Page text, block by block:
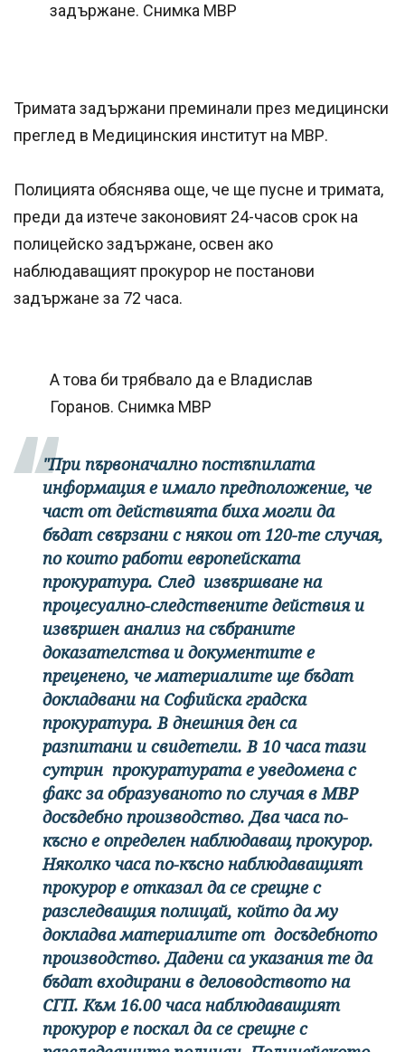
задържане. Снимка МВР
Тримата задържани преминали през медицински
преглед в Медицинския институт на МВР.
Полицията обяснява още, че ще пусне и тримата,
преди да изтече законовият 24-часов срок на
полицейско задържане, освен ако
наблюдаващият прокурор не постанови
задържане за 72 часа.
А това би трябвало да е Владислав
Горанов. Снимка МВР
"При първоначално постъпилата
информация е имало предположение, че
част от действията биха могли да
бъдат свързани с някои от 120-те случая,
по които работи европейската
прокуратура. След извършване на
процесуално-следствените действия и
извършен анализ на събраните
доказателства и документите е
преценено, че материалите ще бъдат
докладвани на Софийска градска
прокуратура. В днешния ден са
разпитани и свидетели. В 10 часа тази
сутрин прокуратурата е уведомена с
факс за образуваното по случая в МВР
досъдебно производство. Два часа по-
късно е определен наблюдаващ прокурор.
Няколко часа по-късно наблюдаващият
прокурор е отказал да се срещне с
разследващия полицай, който да му
докладва материалите от досъдебното
производство. Дадени са указания те да
бъдат входирани в деловодството на
СГП. Към 16.00 часа наблюдаващият
прокурор е поскал да се срещне с